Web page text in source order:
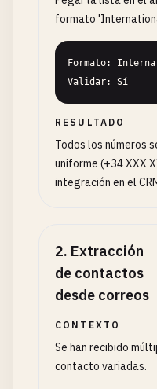
formato
Formato:
Validar: Sí
RESULTADO
Todos los números
uniforme (+34 XXX
integración en el
2. Extracción
de contactos
desde correos
CONTEXTO
Se han recibido
contacto variadas.